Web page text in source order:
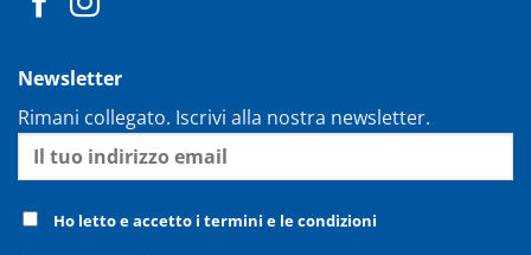
Newsletter
Rimani collegato. Iscrivi alla nostra newsletter.
Ho letto e accetto i termini e le condizioni